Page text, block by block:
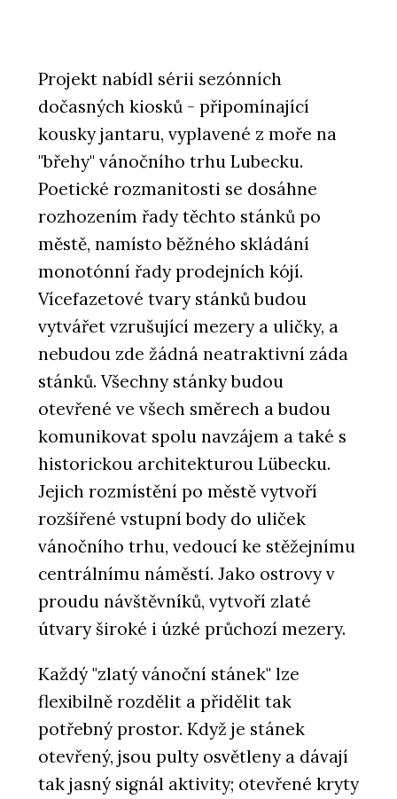
Projekt nabídl sérii sezónních
dočasných kiosků - připomínající
kousky jantaru, vyplavené z moře na
"břehy" vánočního trhu Lubecku.
Poetické rozmanitosti se dosáhne
rozhozením řady těchto stánků po
městě, namísto běžného skládání
monotónní řady prodejních kójí.
Vícefazetové tvary stánků budou
vytvářet vzrušující mezery a uličky, a
nebudou zde žádná neatraktivní záda
stánků. Všechny stánky budou
otevřené ve všech směrech a budou
komunikovat spolu navzájem a také s
historickou architekturou Lübecku.
Jejich rozmístění po městě vytvoří
rozšířené vstupní body do uliček
vánočního trhu, vedoucí ke stěžejnímu
centrálnímu náměstí. Jako ostrovy v
proudu návštěvníků, vytvoří zlaté
útvary široké i úzké průchozí mezery.
Každý "zlatý vánoční stánek" lze
flexibilně rozdělit a přidělit tak
potřebný prostor. Když je stánek
otevřený, jsou pulty osvětleny a dávají
tak jasný signál aktivity; otevřené kryty